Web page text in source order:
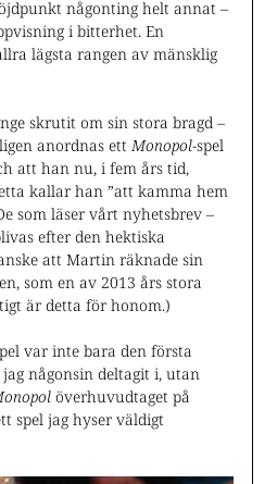
någonting helt annat –
i bitterhet. En
lägsta rangen av mänsklig
skrutit om sin stora bragd –
anordnas ett Monopol-spel
att han nu, i fem års tid,
kallar han ”att kamma hem
som läser vårt nyhetsbrev –
efter den hektiska
att Martin räknade sin
som en av 2013 års stora
är detta för honom.)
var inte bara den första
någonsin deltagit i, utan
överhuvudtaget på
spel jag hyser väldigt